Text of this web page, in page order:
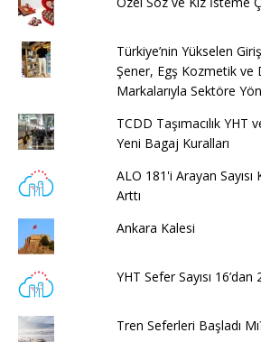
Türkiye’nin Yükselen
Şener, Egş Kozmetik ve
Markalarıyla Sektöre
TCDD Taşımacılık
Yeni Bagaj Kuralları
ALO 181'i Arayan Sayısı
Arttı
Ankara Kalesi
YHT Sefer Sayısı 16’dan
Tren Seferleri Başladı